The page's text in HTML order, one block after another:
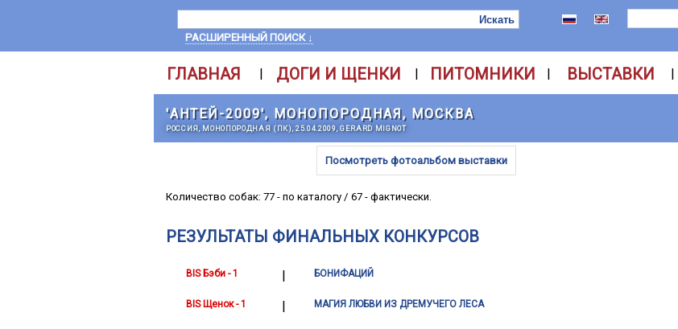
РАСШИРЕННЫЙ ПОИСК ↓
ГЛАВНАЯ | ДОГИ И ЩЕНКИ | ПИТОМНИКИ | ВЫСТАВКИ |
'АНТЕЙ-2009', МОНОПОРОДНАЯ, МОСКВА
РОССИЯ, МОНОПОРОДНАЯ (ПК), 25.04.2009, GERARD MIGNOT
Посмотреть фотоальбом выставки
Количество собак: 77 - по каталогу / 67 - фактически.
РЕЗУЛЬТАТЫ ФИНАЛЬНЫХ КОНКУРСОВ
BIS Бэби - 1 | БОНИФАЦИЙ
BIS Щенок - 1 | МАГИЯ ЛЮБВИ ИЗ ДРЕМУЧЕГО ЛЕСА